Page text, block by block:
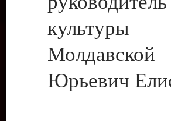
культуры
Молдавской
Юрьевич